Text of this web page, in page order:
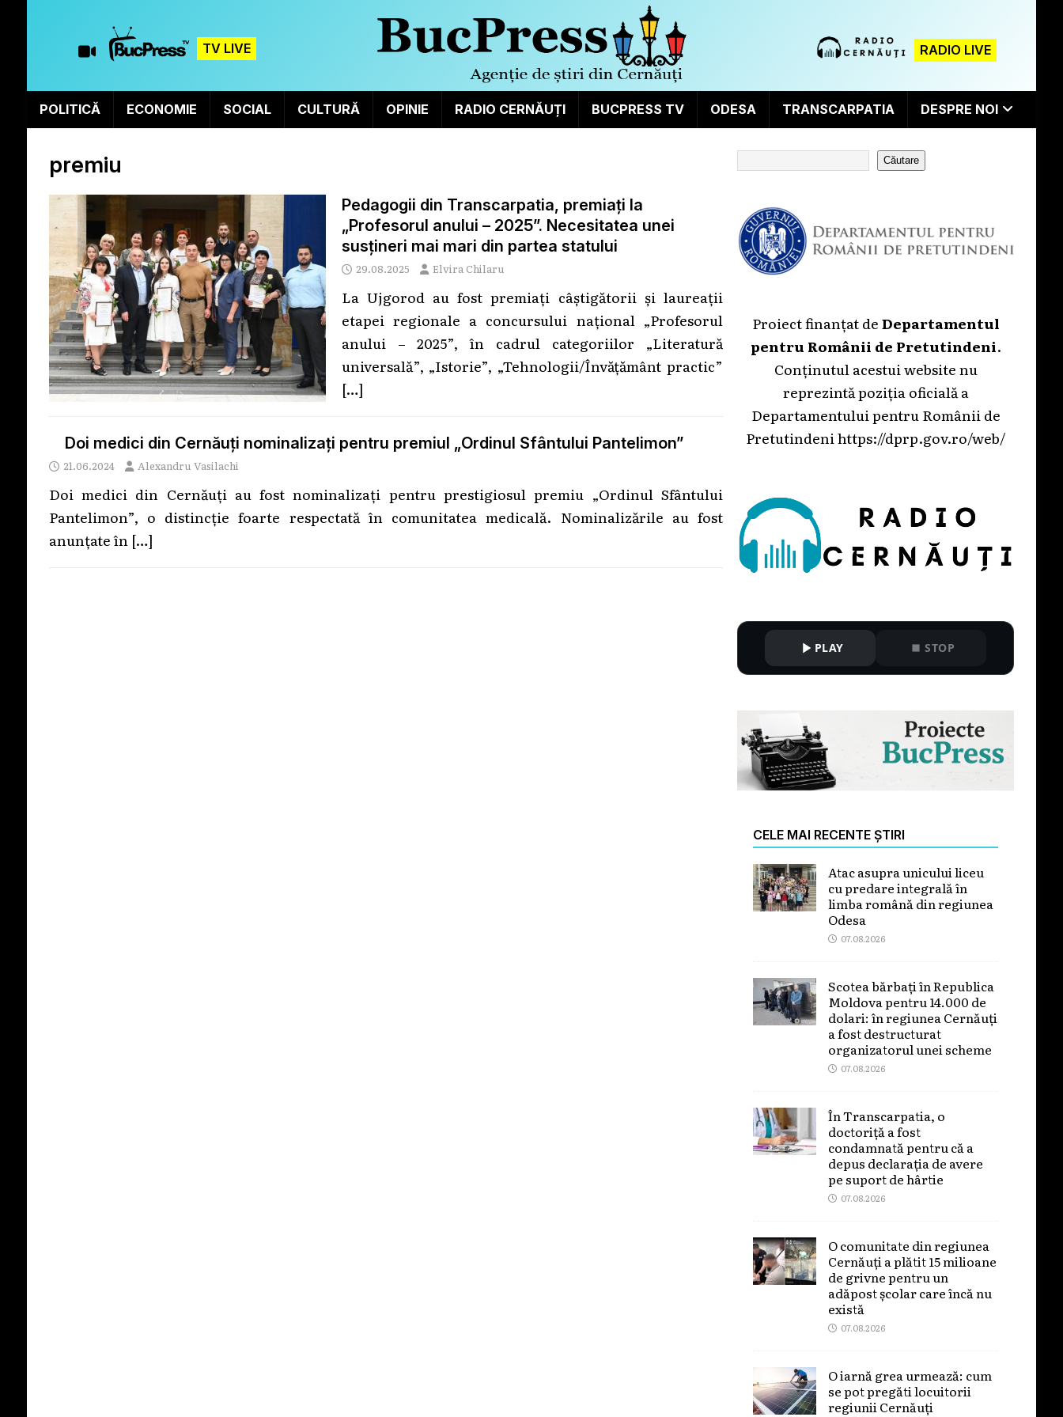
TV LIVE RADIO LIVE
POLITICĂ ECONOMIE SOCIAL CULTURĂ OPINIE RADIO CERNĂUȚI BUCPRESS TV ODESA TRANSCARPATIA DESPRE NOI
premiu
Pedagogii din Transcarpatia, premiați la
„Profesorul anului – 2025”. Necesitatea unei
susțineri mai mari din partea statului
29.08.2025 Elvira Chilaru
La Ujgorod au fost premiați câștigătorii și laureații
etapei regionale a concursului național „Profesorul
anului – 2025”, în cadrul categoriilor „Literatură
universală”, „Istorie”, „Tehnologii/Învățământ practic”
[…]
Doi medici din Cernăuți nominalizați pentru premiul „Ordinul Sfântului Pantelimon”
21.06.2024 Alexandru Vasilachi
Doi medici din Cernăuți au fost nominalizați pentru prestigiosul premiu „Ordinul Sfântului
Pantelimon”, o distincție foarte respectată în comunitatea medicală. Nominalizările au fost
anunțate în […]
Căutare
Proiect finanțat deDepartamentul
pentru Românii de Pretutindeni.
Conținutul acestui website nu
reprezintă poziția oficială a
Departamentului pentru Românii de
Pretutindenihttps://dprp.gov.ro/web/
PLAY STOP
CELE MAI RECENTE ȘTIRI
Atac asupra unicului liceu
cu predare integrală în
limba română din regiunea
Odesa
07.08.2026
Scotea bărbați în Republica
Moldova pentru 14.000 de
dolari: în regiunea Cernăuți
a fost destructurat
organizatorul unei scheme
07.08.2026
În Transcarpatia, o
doctoriță a fost
condamnată pentru că a
depus declarația de avere
pe suport de hârtie
07.08.2026
O comunitate din regiunea
Cernăuți a plătit 15 milioane
de grivne pentru un
adăpost școlar care încă nu
există
07.08.2026
O iarnă grea urmează: cum
se pot pregăti locuitorii
regiunii Cernăuți